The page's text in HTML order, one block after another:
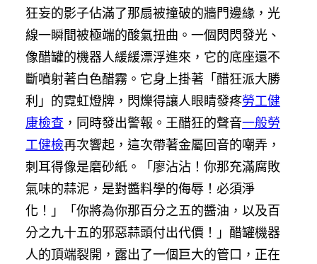
狂妄的影子佔滿了那扇被撞破的牆門邊緣，光
線一瞬間被極端的酸氣扭曲。一個閃閃發光、
像醋罐的機器人緩緩漂浮進來，它的底座還不
斷噴射著白色醋霧。它身上掛著「醋狂派大勝
利」的霓虹燈牌，閃爍得讓人眼睛發疼勞工健
康檢查 ，同時發出警報。王醋狂的聲音一般勞
工健檢再次響起，這次帶著金屬回音的嘲弄，
刺耳得像是磨砂紙。「廖沾沾！你那充滿腐敗
氣味的蒜泥，是對醬料學的侮辱！必須淨
化！」「你將為你那百分之五的醬油，以及百
分之九十五的邪惡蒜頭付出代價！」醋罐機器
人的頂端裂開，露出了一個巨大的管口，正在